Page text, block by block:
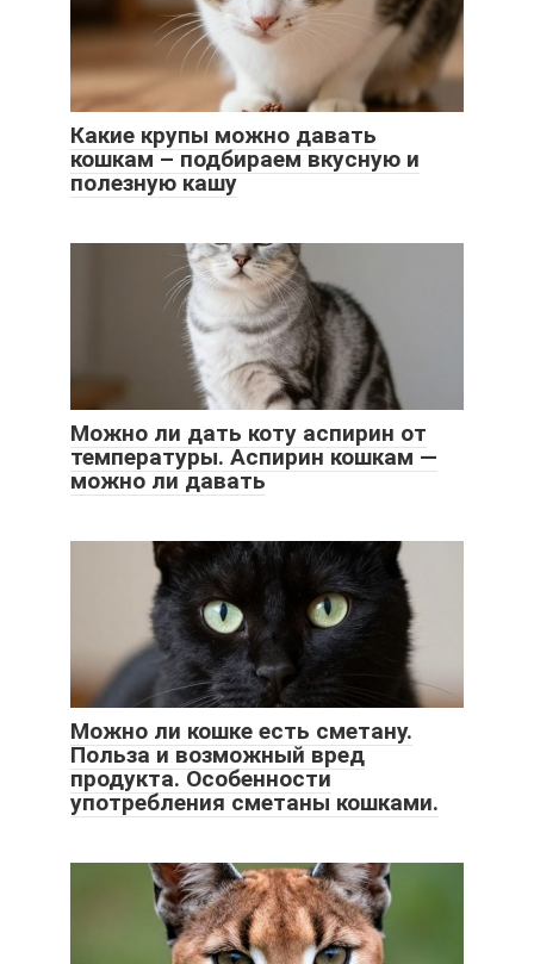
Какие крупы можно давать
кошкам – подбираем вкусную и
полезную кашу
Можно ли дать коту аспирин от
температуры. Аспирин кошкам —
можно ли давать
Можно ли кошке есть сметану.
Польза и возможный вред
продукта. Особенности
употребления сметаны кошками.